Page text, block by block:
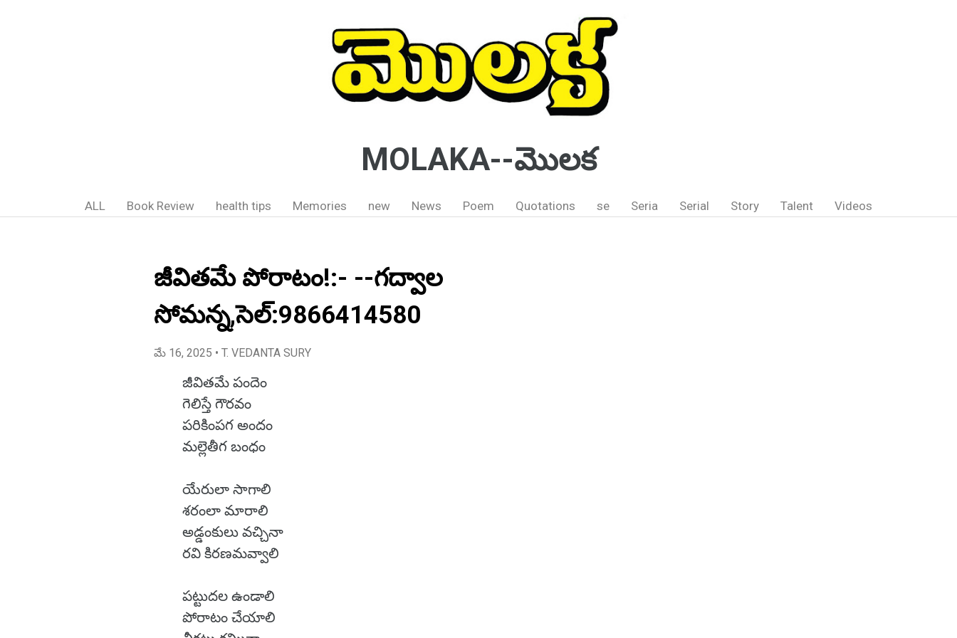
MOLAKA--మొలక
ALL Book Review health tips Memories new News Poem Quotations se Seria Serial Story Talent Videos
జీవితమే పోరాటం!:- --గద్వాల
సోమన్న,సెల్:9866414580
మే 16, 2025 • T. VEDANTA SURY
జీవితమే పందెం
గెలిస్తే గౌరవం
పరికింపగ అందం
మల్లెతీగ బంధం
యేరులా సాగాలి
శరంలా మారాలి
అడ్డంకులు వచ్చినా
రవి కిరణమవ్వాలి
పట్టుదల ఉండాలి
పోరాటం చేయాలి